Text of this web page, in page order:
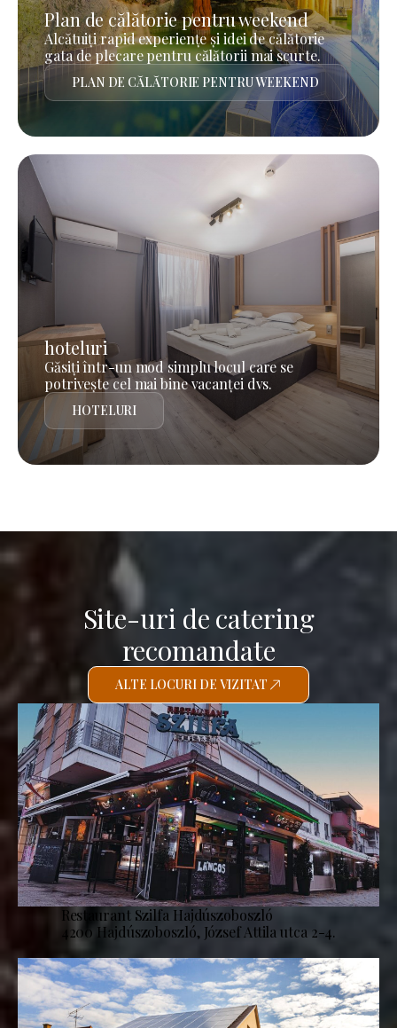
Plan de călătorie pentru weekend
Alcătuiți rapid experiențe și idei de călătorie
gata de plecare pentru călătorii mai scurte.
PLAN DE CĂLĂTORIE PENTRU WEEKEND
hoteluri
Găsiți într-un mod simplu locul care se
potrivește cel mai bine vacanței dvs.
HOTELURI
Site-uri de catering
recomandate
ALTE LOCURI DE VIZITAT
Restaurant Szilfa Hajdúszoboszló
4200 Hajdúszoboszló, József Attila utca 2-4.